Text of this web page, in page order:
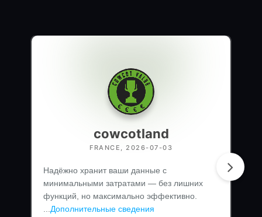
cowcotland
FRANCE, 2026-07-03
Надёжно хранит ваши данные с
минимальными затратами — без лишних
функций, но максимально эффективно.
Дополнительные сведения